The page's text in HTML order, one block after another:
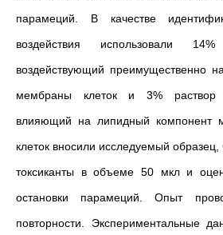
парамеций. В качестве
воздействия использовали
воздействующий преимущественно
мембраны клеток и 3% раствор
влияющий на липидный компонент
клеток вносили исследуемый образец,
токсиканты в объеме 50 мкл и
остановки парамеций. Опыт
повторности. Экспериментальные